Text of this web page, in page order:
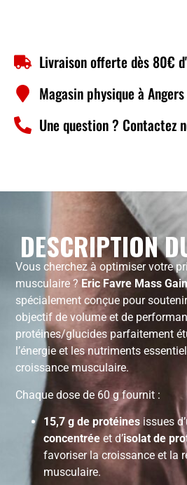
Livraison offerte dès 80€
Magasin physique à Angers
Une question ? Contactez
DESCRIPTION
Vous cherchez à optimiser votre
musculaire ? Eric Favre Mass
spécialement conçue pour
objectif de volume et de
protéines/glucides parfaitement
l’énergie et les nutriments
croissance musculaire.
Chaque dose de 60 g fournit :
15,7 g de protéines issues
concentrée et d’isolat de
favoriser la croissance et la
musculaire.